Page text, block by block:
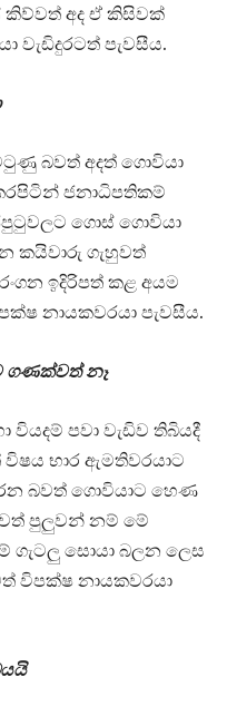
කිව්වත් අද ඒ කිසිවක්
වැඩිදුරටත් පැවසීය.
බවත් අදත් ගොවියා
ජනාධිපතිකම්
ගොස් ගොවියා
කයිවාරු ගැහුවත්
ඉදිරිපත් කළ අයම
නායකවරයා පැවසීය.
ගණක්වත් නෑ
වියදම් පවා වැඩිව තිබියදී
විෂය භාර ඇමතිවරයාට
බවත් ගොවියාට හෙණ
පුලුවන් නම් මේ
ගැටලු සොයා බලන ලෙස
විපක්ෂ නායකවරයා